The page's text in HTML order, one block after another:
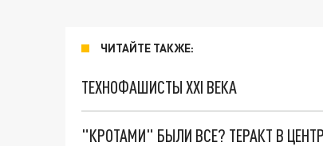
ЧИТАЙТЕ ТАКЖЕ:
ТЕХНОФАШИСТЫ XXI ВЕКА
"КРОТАМИ" БЫЛИ ВСЕ? ТЕРАКТ В